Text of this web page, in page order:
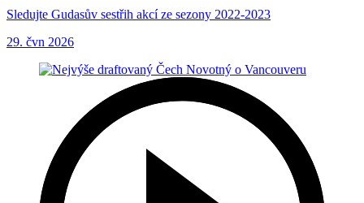
Sledujte Gudasův sestřih akcí ze sezony 2022-2023
29. čvn 2026